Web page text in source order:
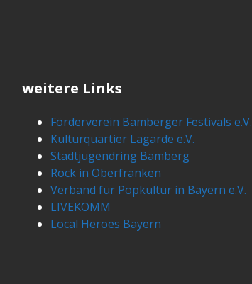
weitere Links
Förderverein Bamberger Festivals e.V.
Kulturquartier Lagarde e.V.
Stadtjugendring Bamberg
Rock in Oberfranken
Verband für Popkultur in Bayern e.V.
LIVEKOMM
Local Heroes Bayern